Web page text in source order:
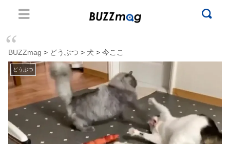
BUZZmag > どうぶつ > 犬 > 今ここ
どうぶつ